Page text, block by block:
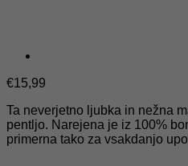
€15,99
Ta neverjetno ljubka in nežna
pentljo. Narejena je iz 100%
primerna tako za vsakdanjo